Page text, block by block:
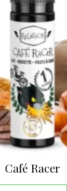
Café Racer